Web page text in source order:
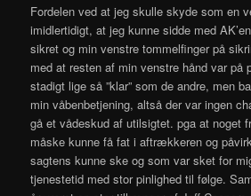
Fordelen ved at jeg skulle skyde som en
imidlertidigt, at jeg kunne sidde med
sikret og min venstre tommelfinger på
med at resten af min venstre hånd var på
stadigt lige så ”klar” som de andre, men
min våbenbetjening, altså der var ingen
gå et vådeskud af utilsigtet. pga at noget
måske kunne få fat i aftrækkeren og
sagtens kunne ske og som var sket for
tjenestetid med stor pinlighed til følge.